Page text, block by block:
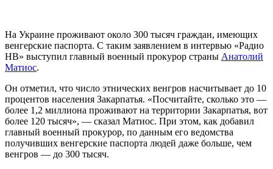
На Украине проживают около 300 тысяч граждан, имеющих
венгерские паспорта. С таким заявлением в интервью «Радио
НВ» выступил главный военный прокурор страны Анатолий
Матиос.
Он отметил, что число этнических венгров насчитывает до 10
процентов населения Закарпатья. «Посчитайте, сколько это —
более 1,2 миллиона проживают на территории Закарпатья, вот
более 120 тысяч», — сказал Матиос. При этом, как добавил
главный военный прокурор, по данным его ведомства
получивших венгерские паспорта людей даже больше, чем
венгров — до 300 тысяч.